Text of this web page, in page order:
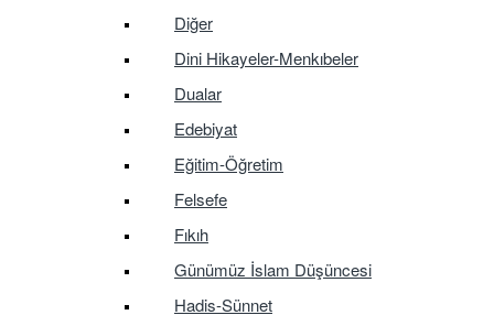
Diğer
Dini Hikayeler-Menkıbeler
Dualar
Edebiyat
Eğitim-Öğretim
Felsefe
Fıkıh
Günümüz İslam Düşüncesi
Hadis-Sünnet